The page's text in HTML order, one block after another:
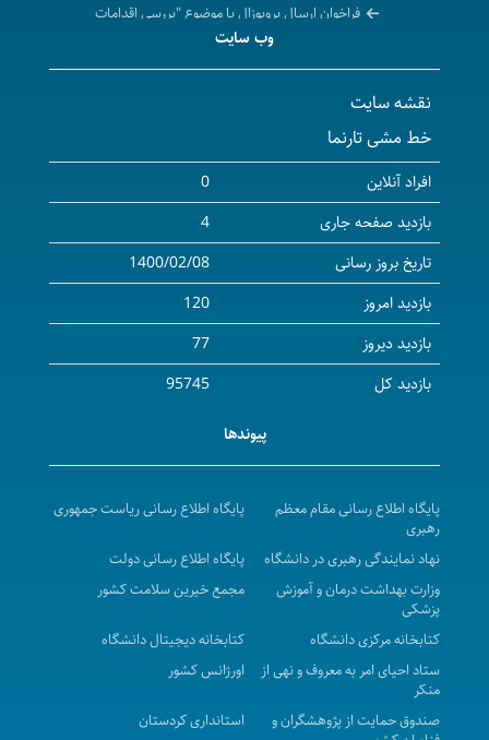
فراخوان ارسال پروپوزال با موضوع "بررسی اقدامات
بیست و دومین کنگره سالیانه ملی و هشتمین کنگره
بین‌المللی پژوهشی دانشجویان علوم پزشکی به‌صورت مجازی
در تاریخ نهم الی یازدهم شهریورماه سال جاری به میزبانی
دانشگاه علوم پزشکی گناباد برگزار می‌شود.
وب سایت
نقشه سایت
خط مشی تارنما
افراد آنلاین
0
بازدید صفحه جاری
4
تاریخ بروز رسانی
1400/02/08
بازدید امروز
120
بازدید دیروز
77
بازدید کل
95745
پیوندها
پایگاه اطلاع رسانی مقام معظم
رهبری
پایگاه اطلاع رسانی ریاست جمهوری
نهاد نمایندگی رهبری در دانشگاه
پایگاه اطلاع رسانی دولت
وزارت بهداشت درمان و آموزش
پزشکی
مجمع خیرین سلامت کشور
کتابخانه مرکزی دانشگاه
کتابخانه دیجیتال دانشگاه
ستاد احیای امر به معروف و نهی از
منکر
اورژانس کشور
صندوق حمایت از پژوهشگران و
استانداری کردستان